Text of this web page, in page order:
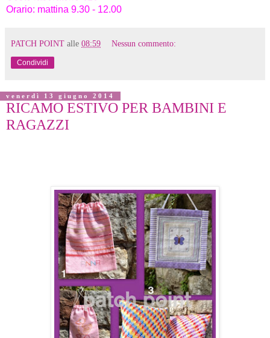
Orario: mattina 9.30 - 12.00
PATCH POINT alle 08:59 Nessun commento:
Condividi
venerdì 13 giugno 2014
RICAMO ESTIVO PER BAMBINI E
RAGAZZI